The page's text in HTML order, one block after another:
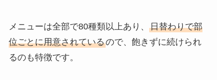
メニューは全部で80種類以上あり、 日替わりで部
位ごとに用意されているので、飽きずに続けられ
るのも特徴です。